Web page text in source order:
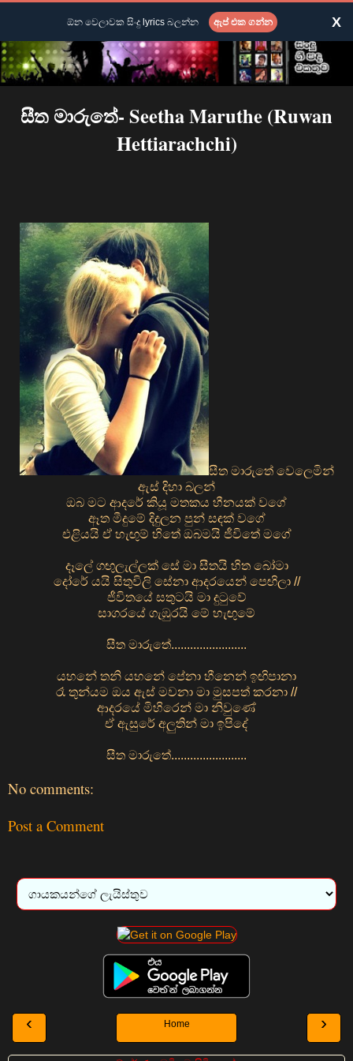
සීත මාරුතේ- Seetha Maruthe (Ruwan
Hettiarachchi)
සීත මාරුතේ වෙලෙමින්
ඇස් දිහා බලන්
ඔබ මට ආදරේ කියූ මතකය හීනයක් වගේ
ඈත මීදුමේ දිදුලන පුන් සඳක් වගේ
එළියයි ඒ හැඟුම් හිතේ ඔබමයි ජීවිතේ මගේ
දෑලේ ගඟුලැල්ලක් සේ මා සීතයි හිත බෝමා
දෝරේ යයි සිතුවිලි සේනා ආදරයෙන් පෙඟිලා //
ජීවිතයේ සතුටයි මා දුටුවේ
සාගරයේ ගැඹුරයි මේ හැඟුමේ
සීත මාරුතේ........................
යහනේ තනි යහනේ පේනා හීනෙන් ඉඟිපානා
රෑ තුන්යම ඔය ඇස් මවනා මා මුසපත් කරනා //
ආදරයේ මිහිරෙන් මා නිවුණේ
ඒ ඇසුරේ අලුතින් මා ඉපිදේ
සීත මාරුතේ........................
No comments:
Post a Comment
‹ ›
Home
ඕන වෙලාවක සිංදු lyrics බලන්න ඇප් එක ගන්න X